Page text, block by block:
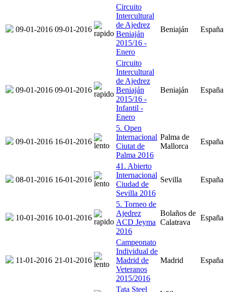
09-01-2016 09-01-2016
Circuito
Intercultural
de Ajedrez
Beniaján
2015/16 -
Enero
Beniaján España
09-01-2016 09-01-2016
Circuito
Intercultural
de Ajedrez
Beniaján
2015/16 -
Infantil -
Enero
Beniaján España
09-01-2016 16-01-2016
5. Open
Internacional
Ciutat de
Palma 2016
Palma de
Mallorca
España
08-01-2016 16-01-2016
41. Abierto
Internacional
Ciudad de
Sevilla 2016
Sevilla España
10-01-2016 10-01-2016
5. Torneo de
Ajedrez
ACD Jeyma
2016
Bolaños de
Calatrava
España
11-01-2016 21-01-2016
Campeonato
Individual de
Madrid de
Veteranos
2015/2016
Madrid España
Tata Steel